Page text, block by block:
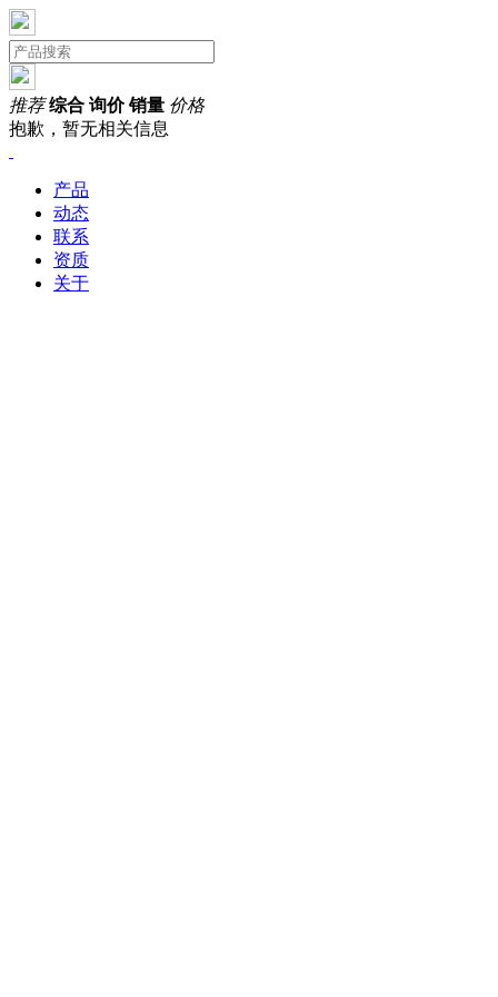
推荐 综合 询价 销量 价格
抱歉，暂无相关信息
产品
动态
联系
资质
关于